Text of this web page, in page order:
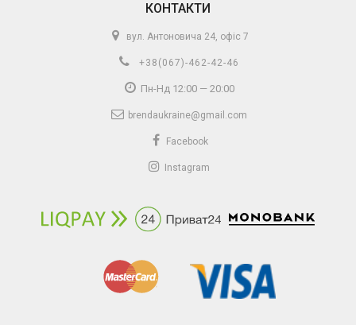
КОНТАКТИ
вул. Антоновича 24, офіс 7
+38(067)-462-42-46
Пн-Нд 12:00 — 20:00
brendaukraine@gmail.com
Facebook
Instagram